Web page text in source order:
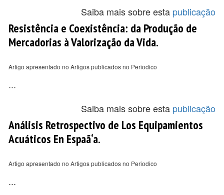
Saiba mais sobre esta publicação
Resistência e Coexistência: da Produção de
Mercadorias à Valorização da Vida.
Artigo apresentado no Artigos publicados no Periodico
...
Saiba mais sobre esta publicação
Análisis Retrospectivo de Los Equipamientos
Acuáticos En Espaã‘a.
Artigo apresentado no Artigos publicados no Periodico
...